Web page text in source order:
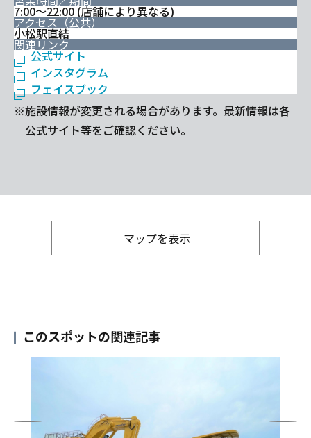
7:00～22:00 (店舗により異なる)
アクセス（公共）
小松駅直結
関連リンク
公式サイト
インスタグラム
フェイスブック
※施設情報が変更される場合があります。最新情報は各
公式サイト等をご確認ください。
マップを表示
このスポットの関連記事